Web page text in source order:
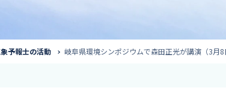
予報士の活動 岐阜県環境シンポジウムで森田正光が講演（3月8